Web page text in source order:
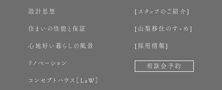
設計思想
住まいの性能と保証
心地好い暮らしの風景
リノベーション
コンセプトハウス［LaW］
スタッフのご紹介
山梨移住のすゝめ
採用情報
相談会予約